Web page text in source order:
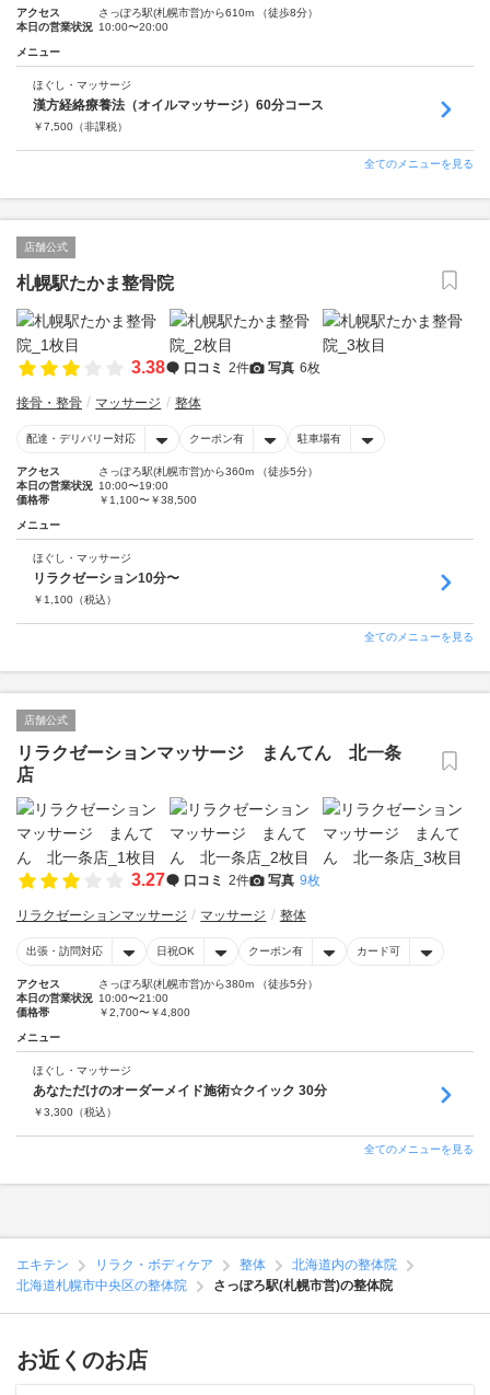
アクセス
さっぽろ駅(札幌市営)から610m （徒歩8分）
本日の営業状況 10:00〜20:00
メニュー
ほぐし・マッサージ
漢方経絡療養法（オイルマッサージ）60分コース
￥7,500 （非課税）
全てのメニューを見る
店舗公式
札幌駅たかま整骨院
3.38 口コミ 2件 写真 6枚
接骨・整骨 マッサージ 整体
配達・デリバリー対応 クーポン有 駐車場有
アクセス
さっぽろ駅(札幌市営)から360m （徒歩5分）
本日の営業状況 10:00〜19:00
価格帯
￥1,100〜￥38,500
メニュー
ほぐし・マッサージ
リラクゼーション10分〜
￥ 1,100 （税込）
全てのメニューを見る
店舗公式
リラクゼーションマッサージ まんてん 北一条
店
3.27 口コミ 2件 写真 9枚
リラクゼーションマッサージ マッサージ 整体
出張・訪問対応 日祝OK クーポン有 カード可
アクセス
さっぽろ駅(札幌市営)から380m （徒歩5分）
本日の営業状況 10:00〜21:00
価格帯
￥2,700〜￥4,800
メニュー
ほぐし・マッサージ
あなただけのオーダーメイド施術☆クイック 30分
￥3,300 （税込）
全てのメニューを見る
エキテン リラク・ボディケア 整体
北海道内の整体院
北海道札幌市中央区の整体院
さっぽろ駅(札幌市営)の整体院
お近くのお店